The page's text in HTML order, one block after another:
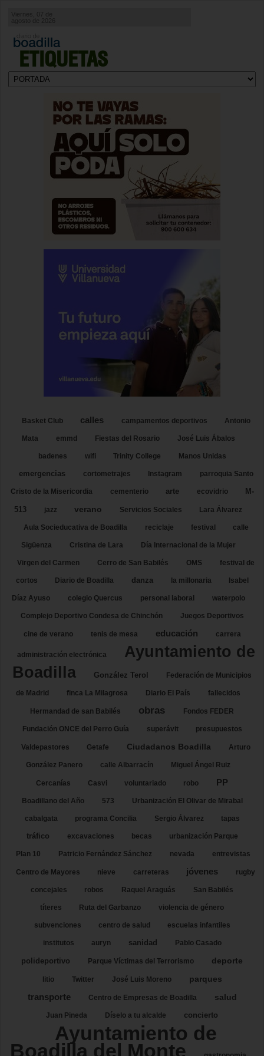
ETIQUETAS
agosto de 2026
Basket Club calles campamentos deportivos Antonio
Mata emmd Fiestas del Rosario José Luis Ábalos
badenes wifi Trinity College Manos Unidas
emergencias cortometrajes Instagram parroquia Santo
Cristo de la Misericordia cementerio arte ecovidrio M-
513 jazz verano Servicios Sociales Lara Álvarez
Aula Socieducativa de Boadilla reciclaje festival calle
Sigüenza Cristina de Lara Día Internacional de la Mujer
Virgen del Carmen Cerro de San Babilés OMS festival de
cortos Diario de Boadilla danza la millonaria Isabel
Díaz Ayuso colegio Quercus personal laboral waterpolo
Complejo Deportivo Condesa de Chinchón Juegos Deportivos
cine de verano tenis de mesa educación carrera
administración electrónica
Ayuntamiento de
Boadilla
González Terol Federación de Municipios
de Madrid finca La Milagrosa Diario El País fallecidos
Hermandad de san Babilés obras Fondos FEDER
Fundación ONCE del Perro Guía superávit presupuestos
Valdepastores Getafe Ciudadanos Boadilla Arturo
González Panero calle Albarracín Miguel Ángel Ruiz
Cercanías Casvi voluntariado robo PP
Boadillano del Año 573 Urbanización El Olivar de Mirabal
cabalgata programa Concilia Sergio Álvarez tapas
tráfico excavaciones becas urbanización Parque
Plan 10 Patricio Fernández Sánchez nevada entrevistas
Centro de Mayores nieve carreteras jóvenes rugby
concejales robos Raquel Araguás San Babilés
títeres Ruta del Garbanzo violencia de género
subvenciones centro de salud escuelas infantiles
institutos auryn sanidad Pablo Casado
polideportivo Parque Víctimas del Terrorismo deporte
litio Twitter José Luis Moreno parques
transporte Centro de Empresas de Boadilla salud
Juan Pineda Díselo a tu alcalde concierto
Ayuntamiento de
Boadilla del Monte